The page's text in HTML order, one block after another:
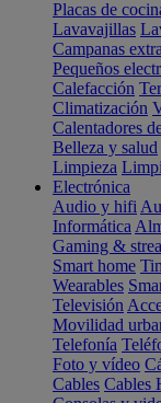
Placas de
Lavavajillas
Campanas
Pequeños
Calefacción
Climatización
Calentadores
Belleza y salud
Limpieza
Electrónica
Audio y hifi
Informática
Gaming &
Smart home
Wearables
Televisión
Movilidad
Telefonía
Foto y vídeo
Cables Cables